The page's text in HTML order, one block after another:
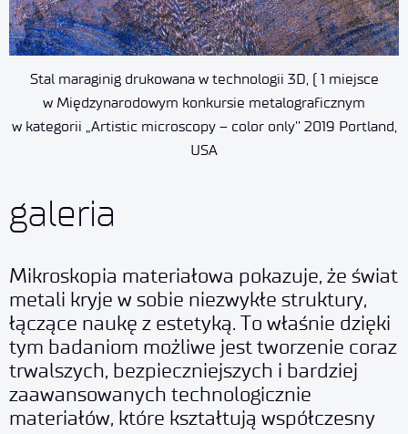
Stal maraginig drukowana w technologii 3D, ( 1 miejsce
w Międzynarodowym konkursie metalograficznym
w kategorii „Artistic microscopy – color only’’ 2019 Portland,
USA
galeria
Mikroskopia materiałowa pokazuje, że świat
metali kryje w sobie niezwykłe struktury,
łączące naukę z estetyką. To właśnie dzięki
tym badaniom możliwe jest tworzenie coraz
trwalszych, bezpieczniejszych i bardziej
zaawansowanych technologicznie
materiałów, które kształtują współczesny